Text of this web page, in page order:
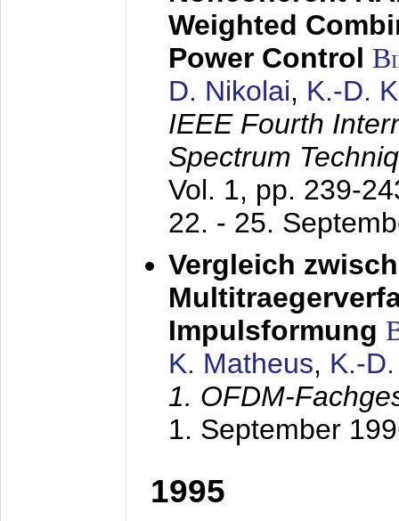
Weighted
Power Control
D. Nikolai, K.-D.
IEEE Fourth
Spectrum
Vol. 1, pp. 239-
22. - 25.
Vergleich
Impulsformung
K. Matheus, K.-
1. OFDM-
1. September
1995